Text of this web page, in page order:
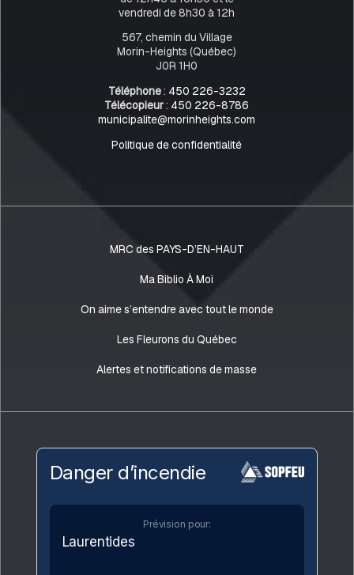
vendredi de 8h30 à 12h
567, chemin du Village
Morin-Heights (Québec)
J0R 1H0
Téléphone: 450 226-3232
Télécopieur: 450 226-8786
municipalite@morinheights.com
Politique de confidentialité
MRC des PAYS-D’EN-HAUT
Ma Biblio À Moi
On aime s’entendre avec tout le monde
Les Fleurons du Québec
Alertes et notifications de masse
Danger d’incendie
Prévision pour:
Laurentides